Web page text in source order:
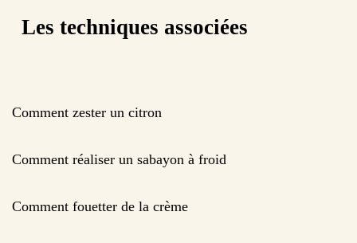
Les techniques associées
Comment zester un citron
Comment réaliser un sabayon à froid
Comment fouetter de la crème